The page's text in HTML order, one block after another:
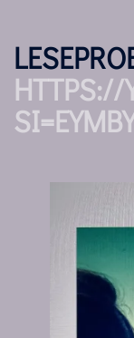
HTTPS://